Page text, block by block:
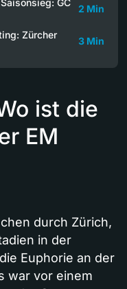
2 Min
Zürcher
3 Min
ist die
EM
durch Zürich,
in der
Euphorie an der
war vor einem